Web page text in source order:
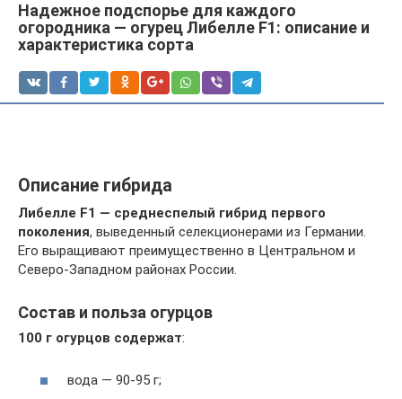
Надежное подспорье для каждого
огородника — огурец Либелле F1: описание и
характеристика сорта
Описание гибрида
Либелле F1 — среднеспелый гибрид первого
поколения, выведенный селекционерами из Германии.
Его выращивают преимущественно в Центральном и
Северо-Западном районах России.
Состав и польза огурцов
100 г огурцов содержат:
вода — 90-95 г;